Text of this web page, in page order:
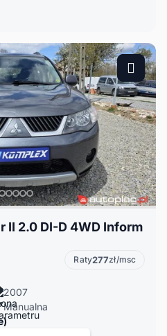
II 2.0 DI-D 4WD Inform
Raty277zł/msc
2007
Manualna